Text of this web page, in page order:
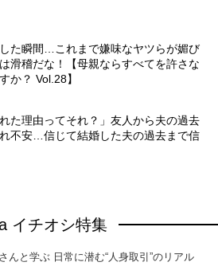
た瞬間…これまで嫌味なヤツらが媚び
滑稽だな！【母親ならすべてを許さな
か？ Vol.28】
れた理由ってそれ？」友人から夫の過去
不安…信じて結婚した夫の過去まで信
イチオシ特集
んと学ぶ 日常に潜む“人身取引”のリアル